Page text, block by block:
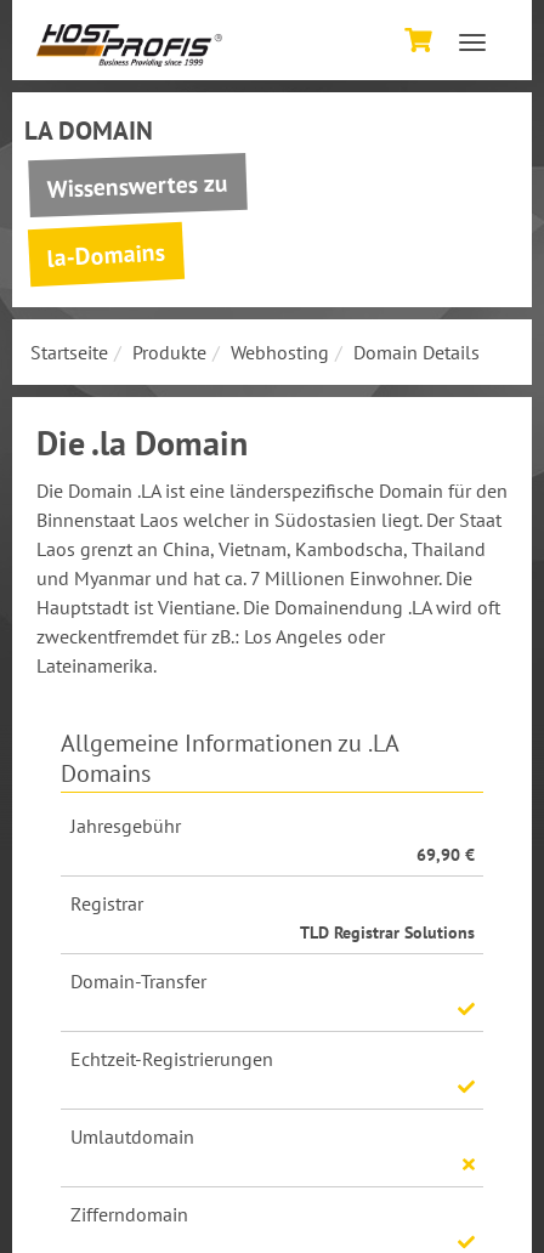
Toggle
xDSL Business bis 300Mbit
Glasfaser (LWL)
Telefonanlage CF Pro / 3CX
Telefonanlage CloudFon+
SIP Trunk/SMS Trunk
ISDN Over IP
Telefone & Endgeräte
Domains >
Top Domains
Europa Domains
Länder Domains
Hosting >
Server/Reseller >
Managed Server
LA DOMAIN
Wissenswertes zu
la-Domains
Startseite Produkte Webhosting Domain Details
Die .la Domain
Die Domain .LA ist eine länderspezifische Domain für den
Binnenstaat Laos welcher in Südostasien liegt. Der Staat
Laos grenzt an China, Vietnam, Kambodscha, Thailand
und Myanmar und hat ca. 7 Millionen Einwohner. Die
Hauptstadt ist Vientiane. Die Domainendung .LA wird oft
zweckentfremdet für zB.: Los Angeles oder
Lateinamerika.
Allgemeine Informationen zu .LA
Domains
Jahresgebühr
69,90 €
Registrar
TLD Registrar Solutions
Domain-Transfer
Echtzeit-Registrierungen
Umlautdomain
Zifferndomain